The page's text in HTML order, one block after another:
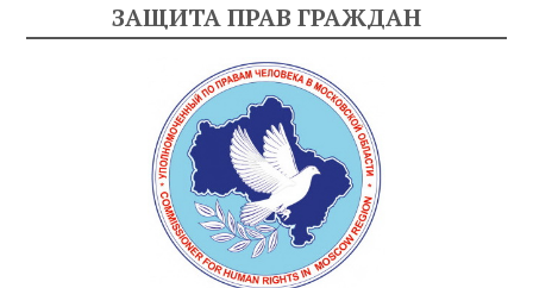
ЗАЩИТА ПРАВ ГРАЖДАН